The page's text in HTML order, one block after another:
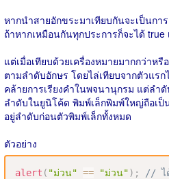
หากนำสายอักขระมาเทียบกันจะเป็นกา
ถ้าหากเหมือนกันทุกประการก็จะได้ true
แต่เมื่อเทียบด้วยเครื่องหมายมากกว่าห
ตามลำดับอักษร โดยไล่เทียบจากตัวแร
คล้ายการเรียงคำในพจนานุกรม แต่ลำ
ลำดับในยูนิโค้ด พิมพ์เล็กพิมพ์ใหญ่ถือเ
อยู่ลำดับก่อนตัวพิมพ์เล็กทั้งหมด
ตัวอย่าง
alert ( "ม่วน" == "ม่วน") ;
// ไ